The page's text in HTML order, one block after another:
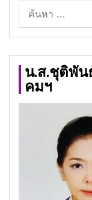
ค้นหา
น.ส.ชุติพัน
คมฯ